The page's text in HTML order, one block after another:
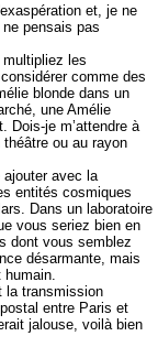
et, je ne
pensais pas
les
comme des
blonde dans un
une Amélie
Dois-je m’attendre à
ou au rayon
ajouter avec la
entités cosmiques
Dans un laboratoire
vous seriez bien en
dont vous semblez
désarmante, mais
la transmission
entre Paris et
jalouse, voilà bien